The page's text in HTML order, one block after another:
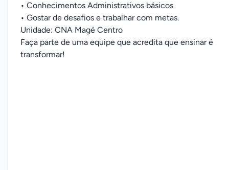
• Conhecimentos Administrativos básicos
• Gostar de desafios e trabalhar com metas.
Unidade: CNA Magé Centro
Faça parte de uma equipe que acredita que ensinar é
transformar!